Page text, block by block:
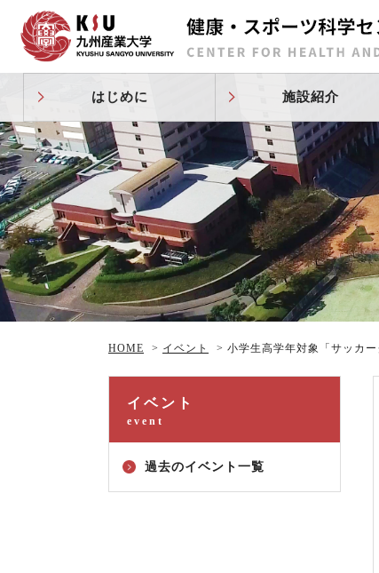
はじめに 施設紹介
HOME > イベント > 小学生高学年対象「サッカ
イベント
event
過去のイベント一覧